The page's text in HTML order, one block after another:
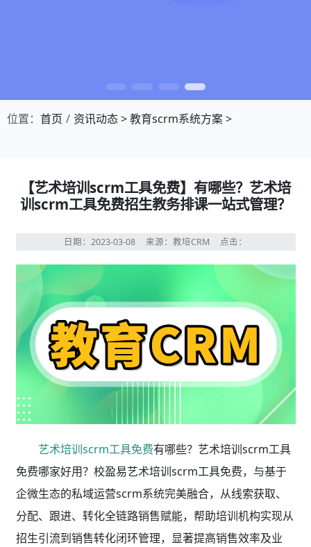
位置： 首页 资讯动态>教育scrm系统方案>
【艺术培训scrm工具免费】有哪些？艺术培
训scrm工具免费招生教务排课一站式管理？
日期：2023-03-08 来源：教培CRM 点击：
艺术培训scrm工具免费有哪些？艺术培训scrm工具
免费哪家好用？校盈易艺术培训scrm工具免费，与基于
企微生态的私域运营scrm系统完美融合，从线索获取、
分配、跟进、转化全链路销售赋能，帮助培训机构实现从
招生引流到销售转化闭环管理，显著提高销售效率及业